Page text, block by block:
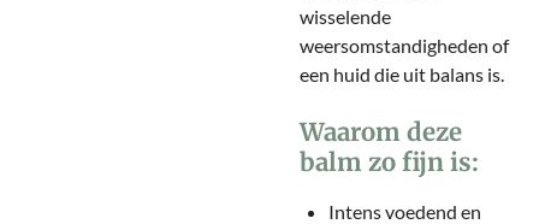
wisselende
weersomstandigheden of
een huid die uit balans is.
Waarom deze
balm zo fijn is:
Intens voedend en